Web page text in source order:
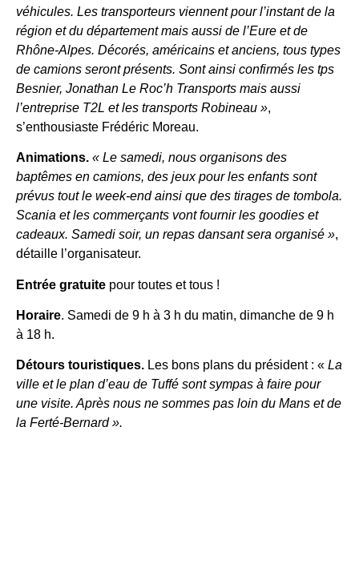
véhicules. Les transporteurs viennent pour l’instant de la
région et du département mais aussi de l’Eure et de
Rhône-Alpes. Décorés, américains et anciens, tous types
de camions seront présents. Sont ainsi confirmés les tps
Besnier, Jonathan Le Roc’h Transports mais aussi
l’entreprise T2L et les transports Robineau »,
s’enthousiaste Frédéric Moreau.
Animations. « Le samedi, nous organisons des
baptêmes en camions, des jeux pour les enfants sont
prévus tout le week-end ainsi que des tirages de tombola.
Scania et les commerçants vont fournir les goodies et
cadeaux. Samedi soir, un repas dansant sera organisé »,
détaille l’organisateur.
Entrée gratuite pour toutes et tous !
Horaire. Samedi de 9 h à 3 h du matin, dimanche de 9 h
à 18 h.
Détours touristiques. Les bons plans du président : « La
ville et le plan d’eau de Tuffé sont sympas à faire pour
une visite. Après nous ne sommes pas loin du Mans et de
la Ferté-Bernard ».